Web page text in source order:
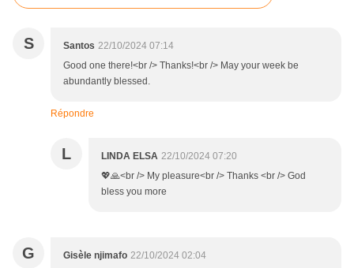
S Santos 22/10/2024 07:14
Good one there!<br /> Thanks!<br /> May your week be
abundantly blessed.
Répondre
L LINDA ELSA 22/10/2024 07:20
💖🙏<br /> My pleasure<br /> Thanks <br /> God
bless you more
G Gisèle njimafo 22/10/2024 02:04